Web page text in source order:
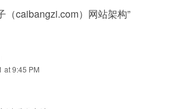
（caibangzi.com）网站架构”
at 9:45 PM